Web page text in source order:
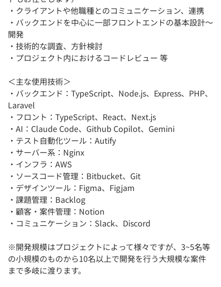
・クライアントや他職種とのコミュニケーション、連携
・バックエンドを中心に一部フロントエンドの基本設計〜
開発
・技術的な調査、方針検討
・プロジェクト内におけるコードレビュー 等
＜主な使用技術＞
・バックエンド：TypeScript、Node.js、Express、PHP、
Laravel
・フロント：TypeScript、React、Next.js
・AI：Claude Code、Github Copilot、Gemini
・テスト自動化ツール：Autify
・サーバー系：Nginx
・インフラ：AWS
・ソースコード管理：Bitbucket、Git
・デザインツール：Figma、Figjam
・課題管理：Backlog
・顧客・案件管理：Notion
・コミュニケーション：Slack、Discord
※開発規模はプロジェクトによって様々ですが、3~5名等
の小規模のものから10名以上で開発を行う大規模な案件
まで多岐に渡ります。